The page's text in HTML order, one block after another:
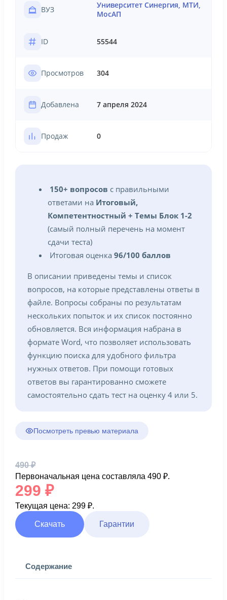
ВУЗ
Университет Синергия, МТИ,
МосАП
ID 55544
Просмотров 304
Добавлена 7 апреля 2024
Продаж 0
150+ вопросов с правильными
ответами на Итоговый,
Компетентностный + Темы Блок 1-2
(самый полный перечень на момент
сдачи теста)
Итоговая оценка 96/100 баллов
В описании приведены темы и список
вопросов, на которые представлены ответы в
файле. Вопросы собраны по результатам
нескольких попыток и их список постоянно
обновляется. Вся информация набрана в
формате Word, что позволяет использовать
функцию поиска для удобного фильтра
нужных ответов. При помощи готовых
ответов вы гарантированно сможете
самостоятельно сдать тест на оценку 4 или 5.
Посмотреть превью материала
490₽
Первоначальная цена составляла 490 ₽.
299 ₽
Текущая цена: 299 ₽.
Скачать Гарантии
Содержание